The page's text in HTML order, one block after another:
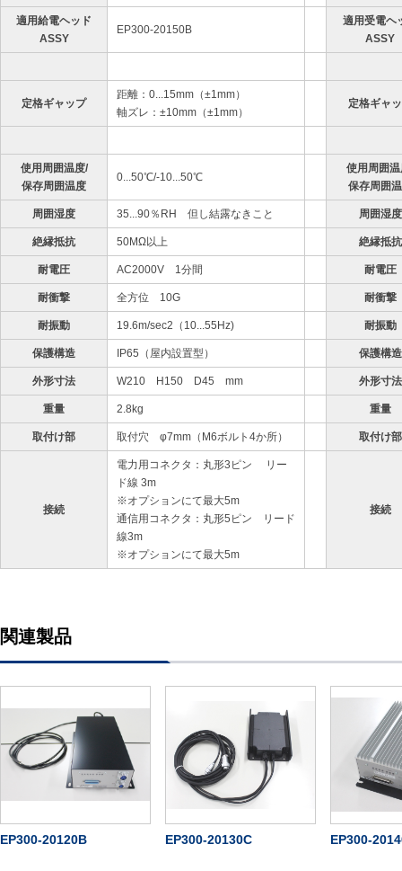
適用給電ヘッド
ASSY
EP300-20150B
適用受電ヘ
ASSY
定格ギャップ
距離：0...15mm（±1mm）
軸ズレ：±10mm（±1mm）
定格ギャ
使用周囲温度/
保存周囲温度
0...50℃/-10...50℃
使用周囲温
保存周囲
周囲湿度 35...90％RH 但し結露なきこと 周囲湿度
絶縁抵抗 50MΩ以上 絶縁抵抗
耐電圧 AC2000V 1分間 耐電圧
耐衝撃 全方位 10G 耐衝撃
耐振動 19.6m/sec2（10...55Hz) 耐振動
保護構造 IP65（屋内設置型） 保護構造
外形寸法 W210 H150 D45 mm 外形寸法
重量 2.8kg 重量
取付け部 取付穴 φ7mm（M6ボルト4か所） 取付け部
接続
電力用コネクタ：丸形3ピン リー
ド線 3m
※オプションにて最大5m
通信用コネクタ：丸形5ピン リード
線3m
※オプションにて最大5m
接続
関連製品
EP300-20120B EP300-20130C EP300-